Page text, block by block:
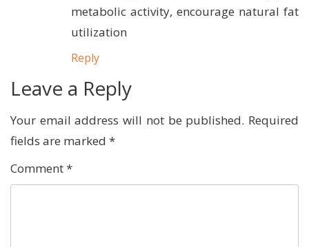
metabolic activity, encourage natural fat
utilization
Reply
Leave a Reply
Your email address will not be published. Required
fields are marked *
Comment*